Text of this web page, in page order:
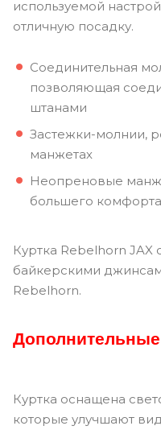
используемой
отличную посадку.
Соединительная
позволяющая
штанами
Застежки-молнии,
манжетах
Неопреновые
большего комфорта
Куртка Rebelhorn JAX
байкерскими
Rebelhorn.
Куртка оснащена
которые улучшают